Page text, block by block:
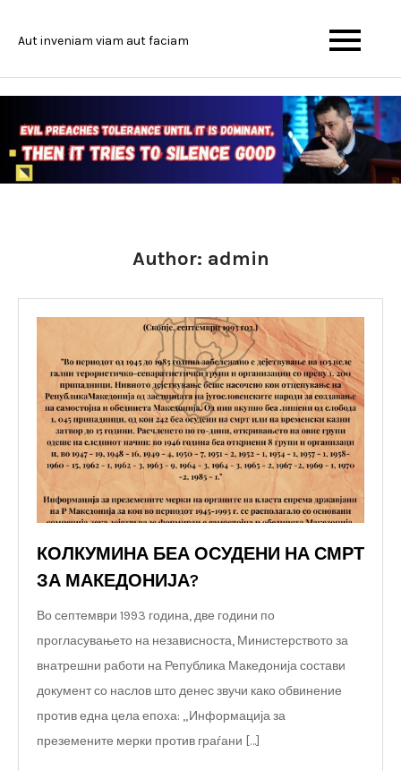
Aut inveniam viam aut faciam
Author: admin
КОЛКУМИНА БЕА ОСУДЕНИ НА СМРТ
ЗА МАКЕДОНИЈА?
Во септември 1993 година, две години по
прогласувањето на независноста, Министерството за
внатрешни работи на Република Македонија состави
документ со наслов што денес звучи како обвинение
против една цела епоха: „Информација за
преземените мерки против граѓани […]